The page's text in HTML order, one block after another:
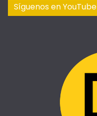
Síguenos en YouTube